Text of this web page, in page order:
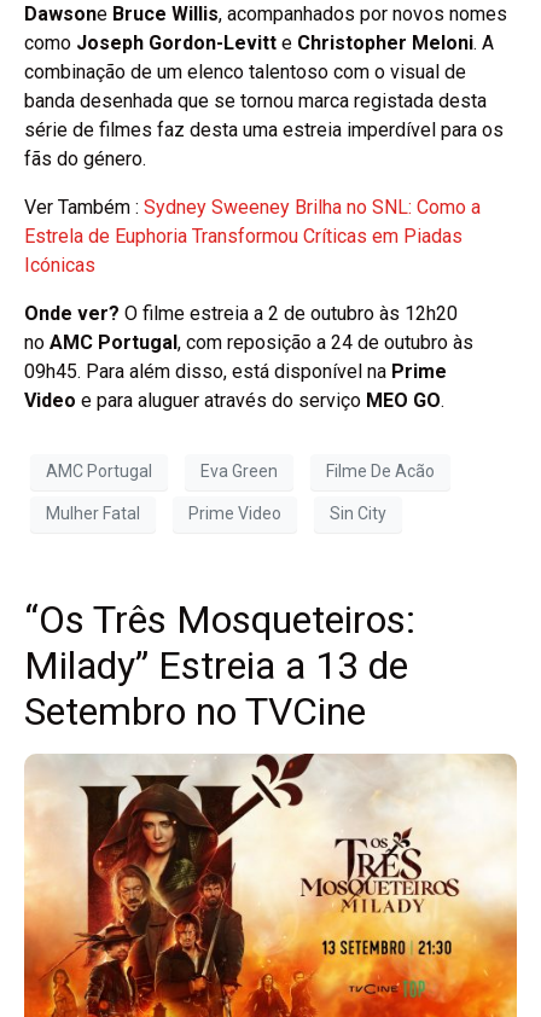
Dawsone Bruce Willis, acompanhados por novos nomes
como Joseph Gordon-Levitt e Christopher Meloni. A
combinação de um elenco talentoso com o visual de
banda desenhada que se tornou marca registada desta
série de filmes faz desta uma estreia imperdível para os
fãs do género.
Ver Também : Sydney Sweeney Brilha no SNL: Como a
Estrela de Euphoria Transformou Críticas em Piadas
Icónicas
Onde ver? O filme estreia a 2 de outubro às 12h20
no AMC Portugal, com reposição a 24 de outubro às
09h45. Para além disso, está disponível na Prime
Video e para aluguer através do serviço MEO GO.
AMC Portugal Eva Green Filme De Acão
Mulher Fatal Prime Video Sin City
“Os Três Mosqueteiros:
Milady” Estreia a 13 de
Setembro no TVCine